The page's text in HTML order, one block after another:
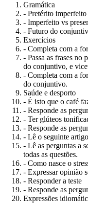
Gramática
- Pretérito
- Imperfeito vs
- Futuro do
Exercícios
- Completa com a
- Passa as frases no
do conjuntivo, e
- Completa com a
do conjuntivo.
Saúde e desporto
- É isto que o café
- Responde as
- Ter glúteos
- Responde as
- Lê o seguinte
- Lê as perguntas a
todas as questões.
- Como nasce o
- Expressar opinião
- Responder a teste
- Responde as
Expressões